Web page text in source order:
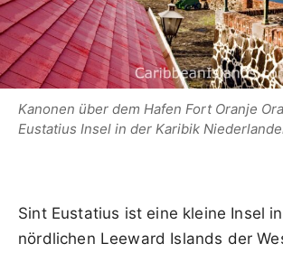
Kanonen über dem Hafen Fort Oranje
Eustatius Insel in der Karibik
Sint Eustatius ist eine kleine Insel
nördlichen Leeward Islands der